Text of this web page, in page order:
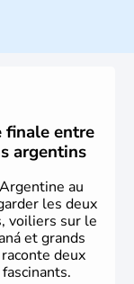
sous la forme
cantons. L'Etat
l'abolition des
d'une monnaie
constitution est
référendum est
finale entre
argentins
au
les deux
voiliers sur le
et grands
deux